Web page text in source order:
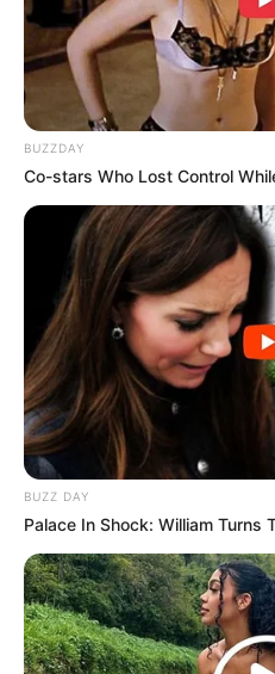
BUZZDAY
Co-stars Who Lost Control
BUZZ DAY
Palace In Shock: William Turns